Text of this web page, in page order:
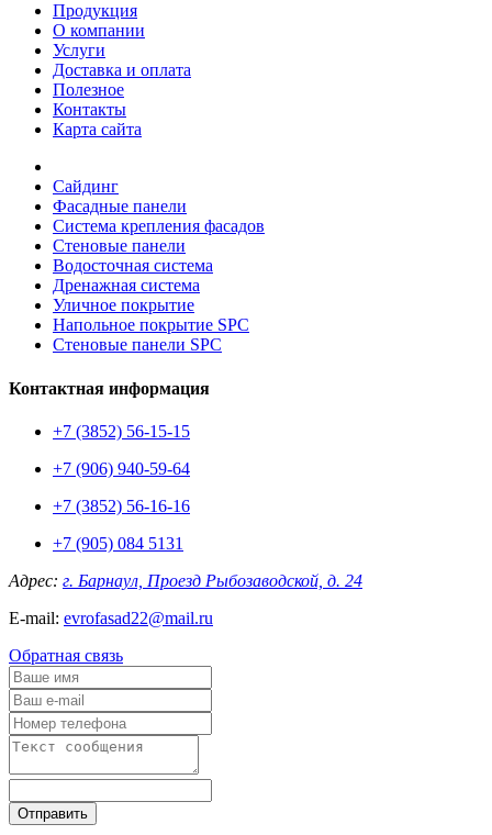
Продукция
О компании
Услуги
Доставка и оплата
Полезное
Контакты
Карта сайта
Сайдинг
Фасадные панели
Система крепления фасадов
Стеновые панели
Водосточная система
Дренажная система
Уличное покрытие
Напольное покрытие SPC
Стеновые панели SPC
Контактная информация
+7 (3852) 56-15-15
+7 (906) 940-59-64
+7 (3852) 56-16-16
+7 (905) 084 5131
Адрес: г. Барнаул, Проезд Рыбозаводской, д. 24
E-mail: evrofasad22@mail.ru
Обратная связь
Отправить